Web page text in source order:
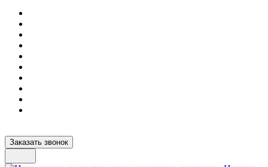
Заказать звонок